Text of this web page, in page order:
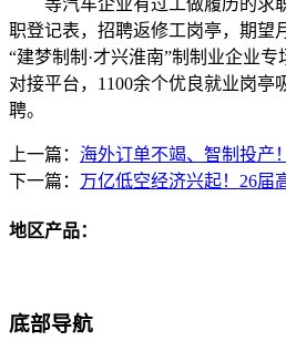
等汽车企业有过工做履历的求
职登记表，招聘返修工岗亭，期望
“建梦制制·才兴淮南”制制业企业
对接平台，1100余个优良就业岗亭
聘。
上一篇： 海外订单不竭、智制投产
下一篇： 万亿低空经济兴起！26届
地区产品：
底部导航